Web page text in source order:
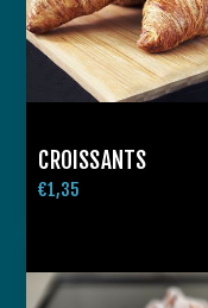
CROISSANTS
€1,35